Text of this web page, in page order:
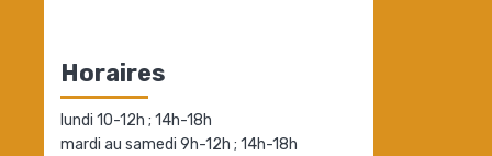
Horaires
lundi 10-12h ; 14h-18h
mardi au samedi 9h-12h ; 14h-18h